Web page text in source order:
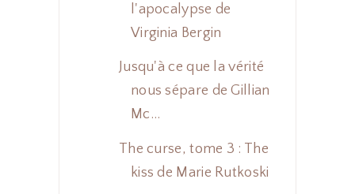
l'apocalypse de
Virginia Bergin
Jusqu'à ce que la vérité
nous sépare de Gillian
Mc...
The curse, tome 3 : The
kiss de Marie Rutkoski